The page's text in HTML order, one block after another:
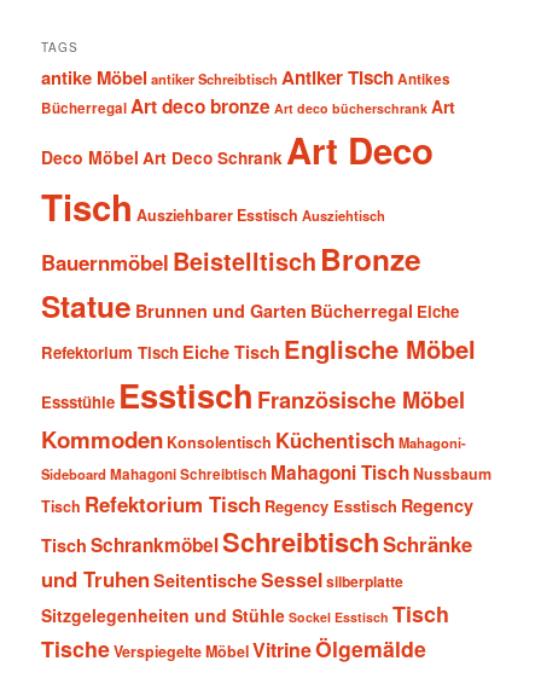
TAGS
antike Möbel antiker Schreibtisch Antiker TischAntikes
BücherregalArt deco bronze Art deco bücherschrank Art
Deco Möbel Art Deco Schrank Art Deco
Tisch Ausziehbarer Esstisch Ausziehtisch
Bauernmöbel Beistelltisch Bronze
Statue Brunnen und Garten Bücherregal Eiche
Refektorium Tisch Eiche Tisch Englische Möbel
Essstühle Esstisch Französische Möbel
Kommoden Konsolentisch Küchentisch Mahagoni-
SideboardMahagoni Schreibtisch Mahagoni TischNussbaum
Tisch Refektorium Tisch Regency Esstisch Regency
Tisch SchrankmöbelSchreibtischSchränke
und TruhenSeitentischeSesselsilberplatte
Sitzgelegenheiten und Stühle Sockel Esstisch Tisch
TischeVerspiegelte MöbelVitrineÖlgemälde